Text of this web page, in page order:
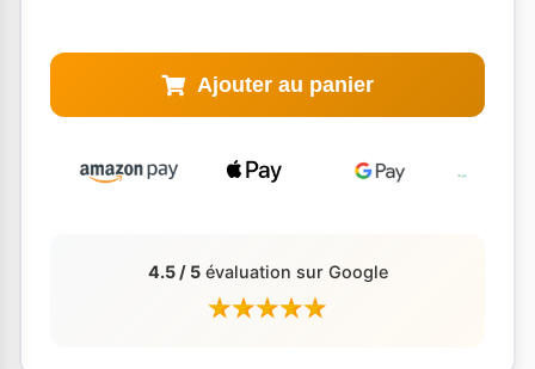
Ajouter au panier
4.5 / 5évaluation sur Google